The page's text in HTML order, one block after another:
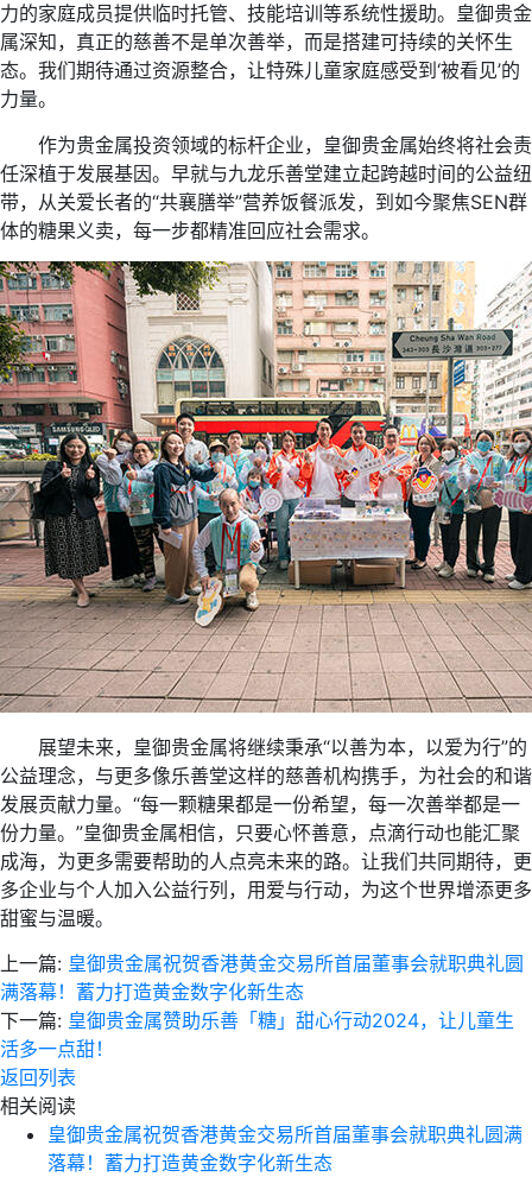
力的家庭成员提供临时托管、技能培训等系统性援助。皇御贵金
属深知，真正的慈善不是单次善举，而是搭建可持续的关怀生
态。我们期待通过资源整合，让特殊儿童家庭感受到‘被看见’的
力量。
作为贵金属投资领域的标杆企业，皇御贵金属始终将社会责
任深植于发展基因。早就与九龙乐善堂建立起跨越时间的公益纽
带，从关爱长者的“共襄膳举”营养饭餐派发，到如今聚焦SEN群
体的糖果义卖，每一步都精准回应社会需求。
展望未来，皇御贵金属将继续秉承“以善为本，以爱为行”的
公益理念，与更多像乐善堂这样的慈善机构携手，为社会的和谐
发展贡献力量。“每一颗糖果都是一份希望，每一次善举都是一
份力量。”皇御贵金属相信，只要心怀善意，点滴行动也能汇聚
成海，为更多需要帮助的人点亮未来的路。让我们共同期待，更
多企业与个人加入公益行列，用爱与行动，为这个世界增添更多
甜蜜与温暖。
上一篇: 皇御贵金属祝贺香港黄金交易所首届董事会就职典礼圆
满落幕！蓄力打造黄金数字化新生态
下一篇: 皇御贵金属赞助乐善「糖」甜心行动2024，让儿童生
活多一点甜！
返回列表
相关阅读
皇御贵金属祝贺香港黄金交易所首届董事会就职典礼圆满
落幕！蓄力打造黄金数字化新生态